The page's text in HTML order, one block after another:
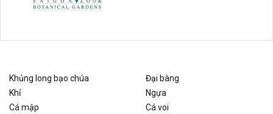
Khủng long bạo chúa
Đại bàng
Khỉ
Ngựa
Cá mập
Cá voi